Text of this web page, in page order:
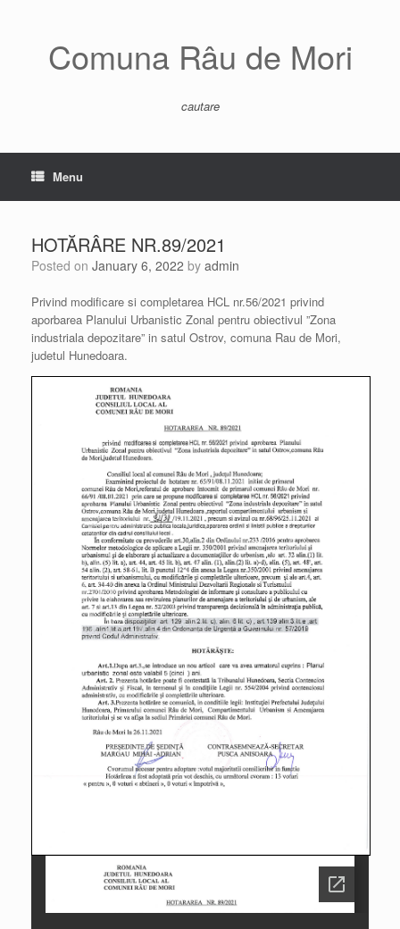
Comuna Râu de Mori
cautare
Menu
HOTĂRÂRE NR.89/2021
Posted on January 6, 2022 by admin
Privind modificare si completarea HCL nr.56/2021 privind
aporbarea Planului Urbanistic Zonal pentru obiectivul ”Zona
industriala depozitare” in satul Ostrov, comuna Rau de Mori,
judetul Hunedoara.